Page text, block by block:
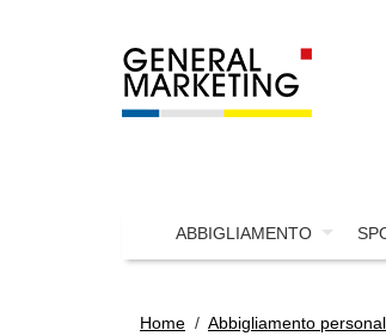
ABBIGLIAMENTO
Home / Abbigliamento